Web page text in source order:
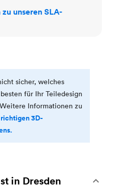
unseren SLA-
sicher, welches
für Ihr Teiledesign
Informationen zu
3D-
in Dresden